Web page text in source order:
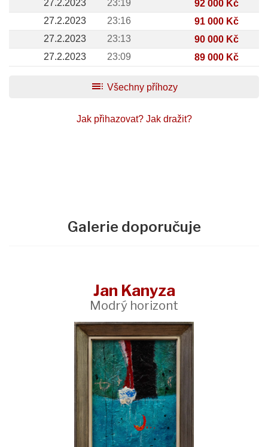
27.2.2023
23:19
92 000 Kč
27.2.2023
23:16
91 000 Kč
27.2.2023
23:13
90 000 Kč
27.2.2023
23:09 89 000 Kč
toc Všechny příhozy
Jak přihazovat? Jak dražit?
Galerie doporučuje
Jan Kanyza
Modrý horizont